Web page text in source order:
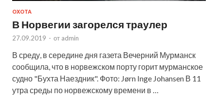
ОХОТА
В Норвегии загорелся траулер
27.09.2019 - от admin
В среду, в середине дня газета Вечерний Мурманск
сообщила, что в норвежском порту горит мурманское
судно "Бухта Наездник". Фото: Jørn Inge Johansen В 11
утра среды по норвежскому времени в …